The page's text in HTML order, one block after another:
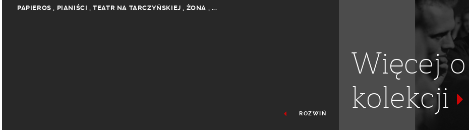
PAPIEROS , PIANIŚCI ,TEATR NA TARCZYŃSKIEJ , ŻONA , ...
ROZWIŃ
Więcej o
kolekcji